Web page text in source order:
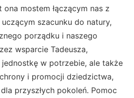
mostem łączącym nas z
szacunku do natury,
porządku i naszego
wsparcie Tadeusza,
w potrzebie, ale także
i promocji dziedzictwa,
przyszłych pokoleń. Pomoc